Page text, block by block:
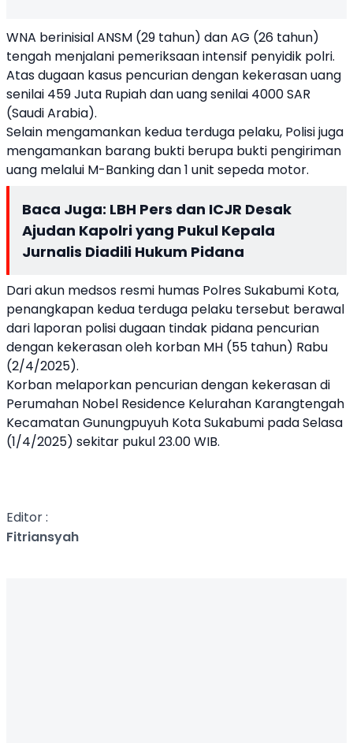
WNA berinisial ANSM (29 tahun) dan AG (26 tahun)
tengah menjalani pemeriksaan intensif penyidik polri.
Atas dugaan kasus pencurian dengan kekerasan uang
senilai 459 Juta Rupiah dan uang senilai 4000 SAR
(Saudi Arabia).
Selain mengamankan kedua terduga pelaku, Polisi juga
mengamankan barang bukti berupa bukti pengiriman
uang melalui M-Banking dan 1 unit sepeda motor.
Baca Juga: LBH Pers dan ICJR Desak
Ajudan Kapolri yang Pukul Kepala
Jurnalis Diadili Hukum Pidana
Dari akun medsos resmi humas Polres Sukabumi Kota,
penangkapan kedua terduga pelaku tersebut berawal
dari laporan polisi dugaan tindak pidana pencurian
dengan kekerasan oleh korban MH (55 tahun) Rabu
(2/4/2025).
Korban melaporkan pencurian dengan kekerasan di
Perumahan Nobel Residence Kelurahan Karangtengah
Kecamatan Gunungpuyuh Kota Sukabumi pada Selasa
(1/4/2025) sekitar pukul 23.00 WIB.
Editor :
Fitriansyah